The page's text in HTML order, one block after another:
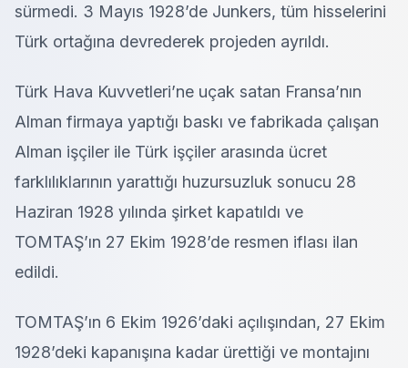
sürmedi. 3 Mayıs 1928’de Junkers, tüm hisselerini
Türk ortağına devrederek projeden ayrıldı.
Türk Hava Kuvvetleri’ne uçak satan Fransa’nın
Alman firmaya yaptığı baskı ve fabrikada çalışan
Alman işçiler ile Türk işçiler arasında ücret
farklılıklarının yarattığı huzursuzluk sonucu 28
Haziran 1928 yılında şirket kapatıldı ve
TOMTAŞ’ın 27 Ekim 1928’de resmen iflası ilan
edildi.
TOMTAŞ’ın 6 Ekim 1926’daki açılışından, 27 Ekim
1928’deki kapanışına kadar ürettiği ve montajını